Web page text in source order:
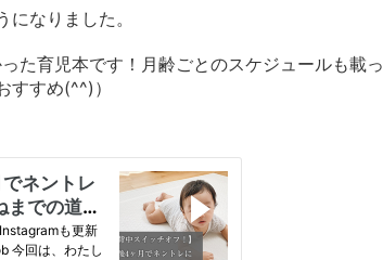
なりました。
た育児本です！月齢ごとのスケジュールも載っ
すすめ(^^)）